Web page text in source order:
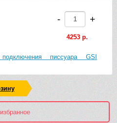
писсуара GSI
- +
4253 р.